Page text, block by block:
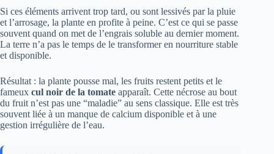
Si ces éléments arrivent trop tard, ou sont lessivés par la pluie
et l’arrosage, la plante en profite à peine. C’est ce qui se passe
souvent quand on met de l’engrais soluble au dernier moment.
La terre n’a pas le temps de le transformer en nourriture stable
et disponible.
Résultat : la plante pousse mal, les fruits restent petits et le
fameux cul noir de la tomate apparaît. Cette nécrose au bout
du fruit n’est pas une “maladie” au sens classique. Elle est très
souvent liée à un manque de calcium disponible et à une
gestion irrégulière de l’eau.